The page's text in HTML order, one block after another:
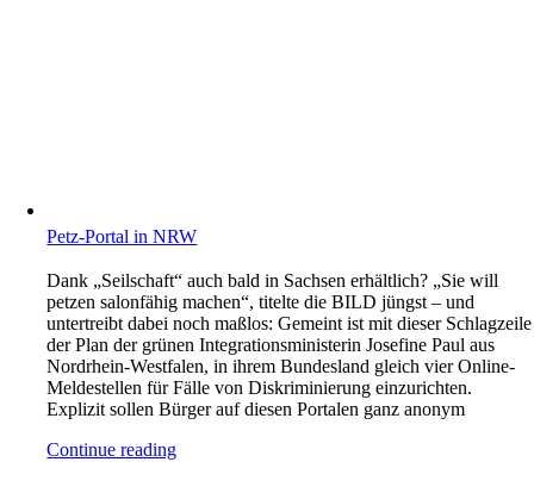
Petz-Portal in NRW
Dank „Seilschaft“ auch bald in Sachsen erhältlich? „Sie will
petzen salonfähig machen“, titelte die BILD jüngst – und
untertreibt dabei noch maßlos: Gemeint ist mit dieser Schlagzeile
der Plan der grünen Integrationsministerin Josefine Paul aus
Nordrhein-Westfalen, in ihrem Bundesland gleich vier Online-
Meldestellen für Fälle von Diskriminierung einzurichten.
Explizit sollen Bürger auf diesen Portalen ganz anonym
Continue reading